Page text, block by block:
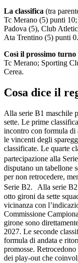
La classifica (tra
Tc Merano (5) punti
Padova (5), Club
Ata Trentino (5) punti 0.
Così il prossimo turno
Tc Merano; Sporting
Cerea.
Cosa dice il
Alla serie B1 maschile
sette. Le prime
incontro con formula di
le vincenti degli
classificate. Le quarte
partecipazione alla
disputano un tabellone
per non retrocedere,
Serie B2. Alla serie B2
otto gironi da sette
vicinanza con
Commissione
girone sono
2027. Le seconde
formula di andata e
promosse.
dei play-out che